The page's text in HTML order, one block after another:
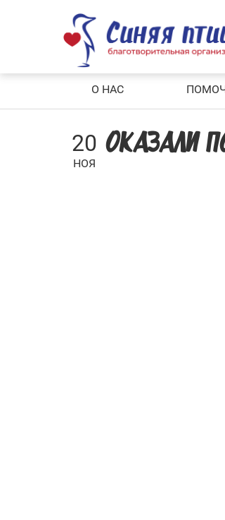
О НАС
20
НОЯ
ОКАЗАЛИ